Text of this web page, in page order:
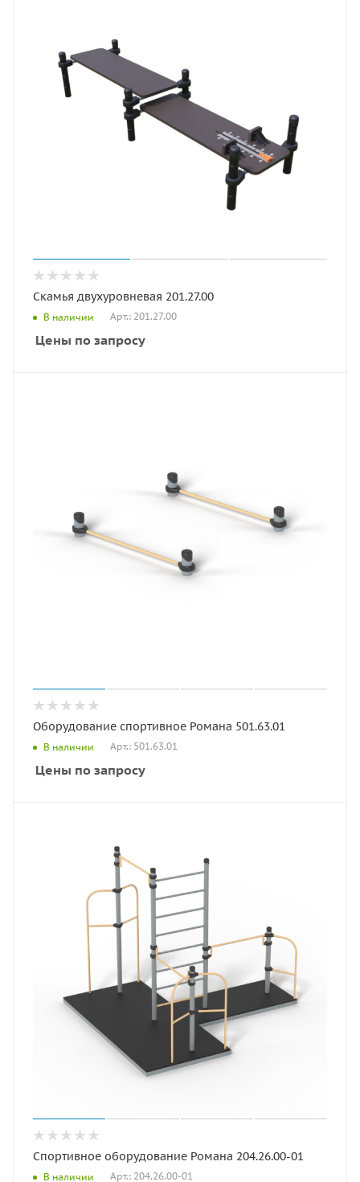
Скамья двухуровневая 201.27.00
В наличии Арт.: 201.27.00
Цены по запросу
Оборудование спортивное Романа 501.63.01
В наличии Арт.: 501.63.01
Цены по запросу
Спортивное оборудование Романа 204.26.00-01
В наличии Арт.: 204.26.00-01